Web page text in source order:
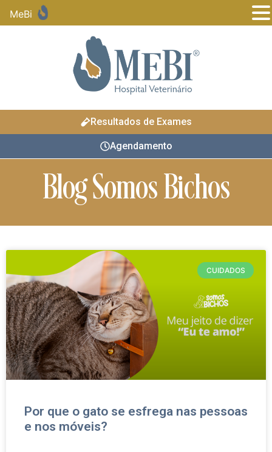
Resultados de Exames
Agendamento
Blog Somos Bichos
CUIDADOS
Por que o gato se esfrega nas pessoas
e nos móveis?
MeBi